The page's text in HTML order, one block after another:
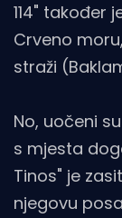
114" također
Crveno
straži
No, uočeni
s mjesta
Tinos" je
njegovu